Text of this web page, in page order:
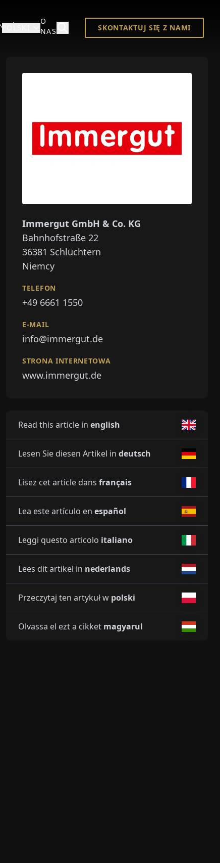
O
NAS
POLSKI SKONTAKTUJ SIĘ Z NAMI
Immergut GmbH & Co. KG
Bahnhofstraße 22
36381 Schlüchtern
Niemcy
TELEFON
+49 6661 1550
E-MAIL
info@immergut.de
STRONA INTERNETOWA
www.immergut.de
Read this article in english
Lesen Sie diesen Artikel in deutsch
Lisez cet article dans français
Lea este artículo en español
Leggi questo articolo italiano
Lees dit artikel in nederlands
Przeczytaj ten artykuł w polski
Olvassa el ezt a cikket magyarul